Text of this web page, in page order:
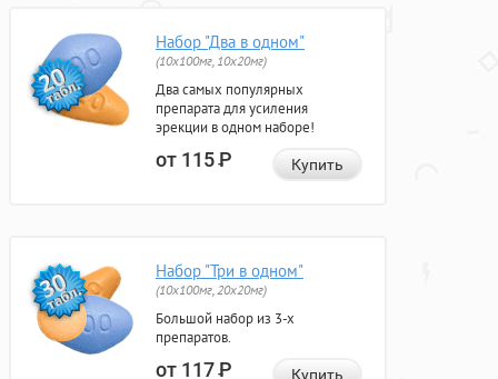
Набор "Два в одном"
(10x100мг, 10x20мг)
Два самых популярных
препарата для усиления
эрекции в одном наборе!
от 115Р Купить
Набор "Три в одном"
(10x100мг, 20x20мг)
Большой набор из 3-х
препаратов.
от 117Р Купить